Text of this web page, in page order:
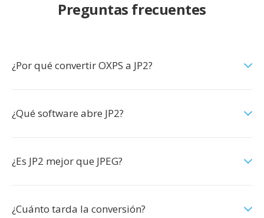
Preguntas frecuentes
¿Por qué convertir OXPS a JP2?
¿Qué software abre JP2?
¿Es JP2 mejor que JPEG?
¿Cuánto tarda la conversión?